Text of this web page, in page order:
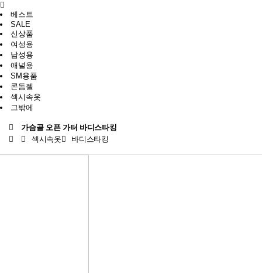
베스트
SALE
신상품
여성용
남성용
애널용
SM용품
콘돔젤
섹시속옷
그밖에
가슴골 오픈 가터 바디스타킹
섹시속옷
바디스타킹